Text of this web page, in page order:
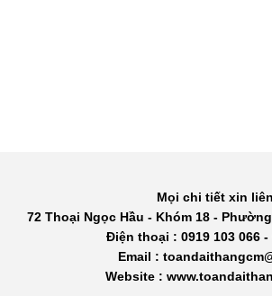
Mọi chi tiết xin
72 Thoại Ngọc Hầu - Khóm 18 -
Điện thoại : 0919 103 066 -
Email :
Website :